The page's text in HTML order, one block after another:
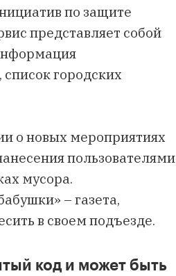
по защите
представляет собой
городских
о новых мероприятиях
пользователями
мусора.
– газета,
в своем подъезде.
код и может быть